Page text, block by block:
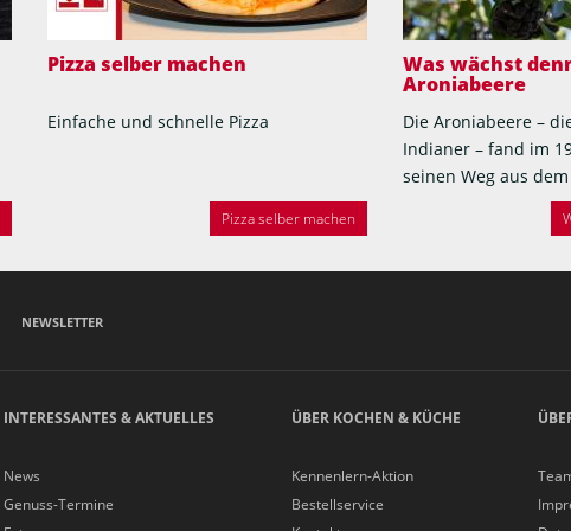
Pizza selber machen
Einfache und schnelle Pizza
Pizza selber machen
Was wächst
Aroniabeere
Die Aroniabeere –
Indianer – fand im
seinen Weg aus
NEWSLETTER
INTERESSANTES & AKTUELLES
News
Genuss-Termine
ÜBER KOCHEN & KÜCHE
Kennenlern-Aktion
Bestellservice